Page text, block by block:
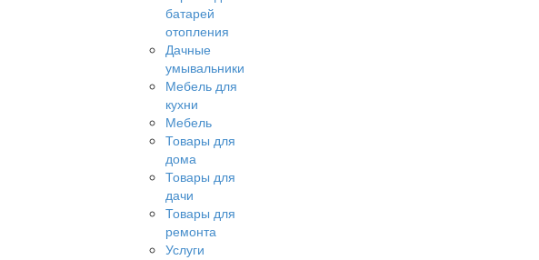
батарей
отопления
Дачные
умывальники
Мебель для
кухни
Мебель
Товары для
дома
Товары для
дачи
Товары для
ремонта
Услуги